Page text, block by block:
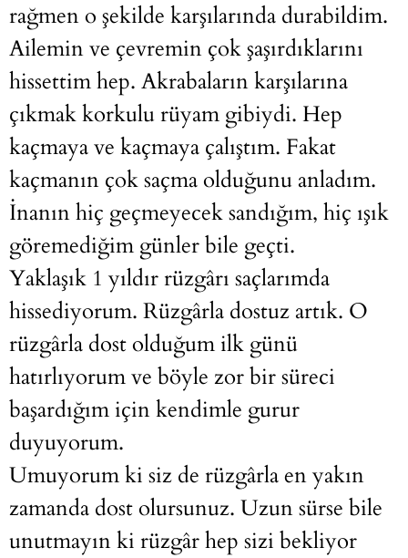
rağmen o şekilde karşılarında durabildim.
Ailemin ve çevremin çok şaşırdıklarını
hissettim hep. Akrabaların karşılarına
çıkmak korkulu rüyam gibiydi. Hep
kaçmaya ve kaçmaya çalıştım. Fakat
kaçmanın çok saçma olduğunu anladım.
İnanın hiç geçmeyecek sandığım, hiç ışık
göremediğim günler bile geçti.
Yaklaşık 1 yıldır rüzgârı saçlarımda
hissediyorum. Rüzgârla dostuz artık. O
rüzgârla dost olduğum ilk günü
hatırlıyorum ve böyle zor bir süreci
başardığım için kendimle gurur
duyuyorum.
Umuyorum ki siz de rüzgârla en yakın
zamanda dost olursunuz. Uzun sürse bile
unutmayın ki rüzgâr hep sizi bekliyor